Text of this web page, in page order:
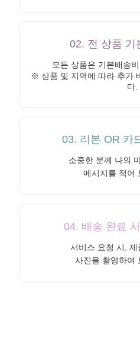
02. 전 상품 기
모든 상품은 기본배송
※ 상품 및 지역에 따라 추가
다.
03. 리본 OR 카
소중한 분께 나의
메시지를 적어
04. 배송 완료
서비스 요청 시,
사진을 촬영하여